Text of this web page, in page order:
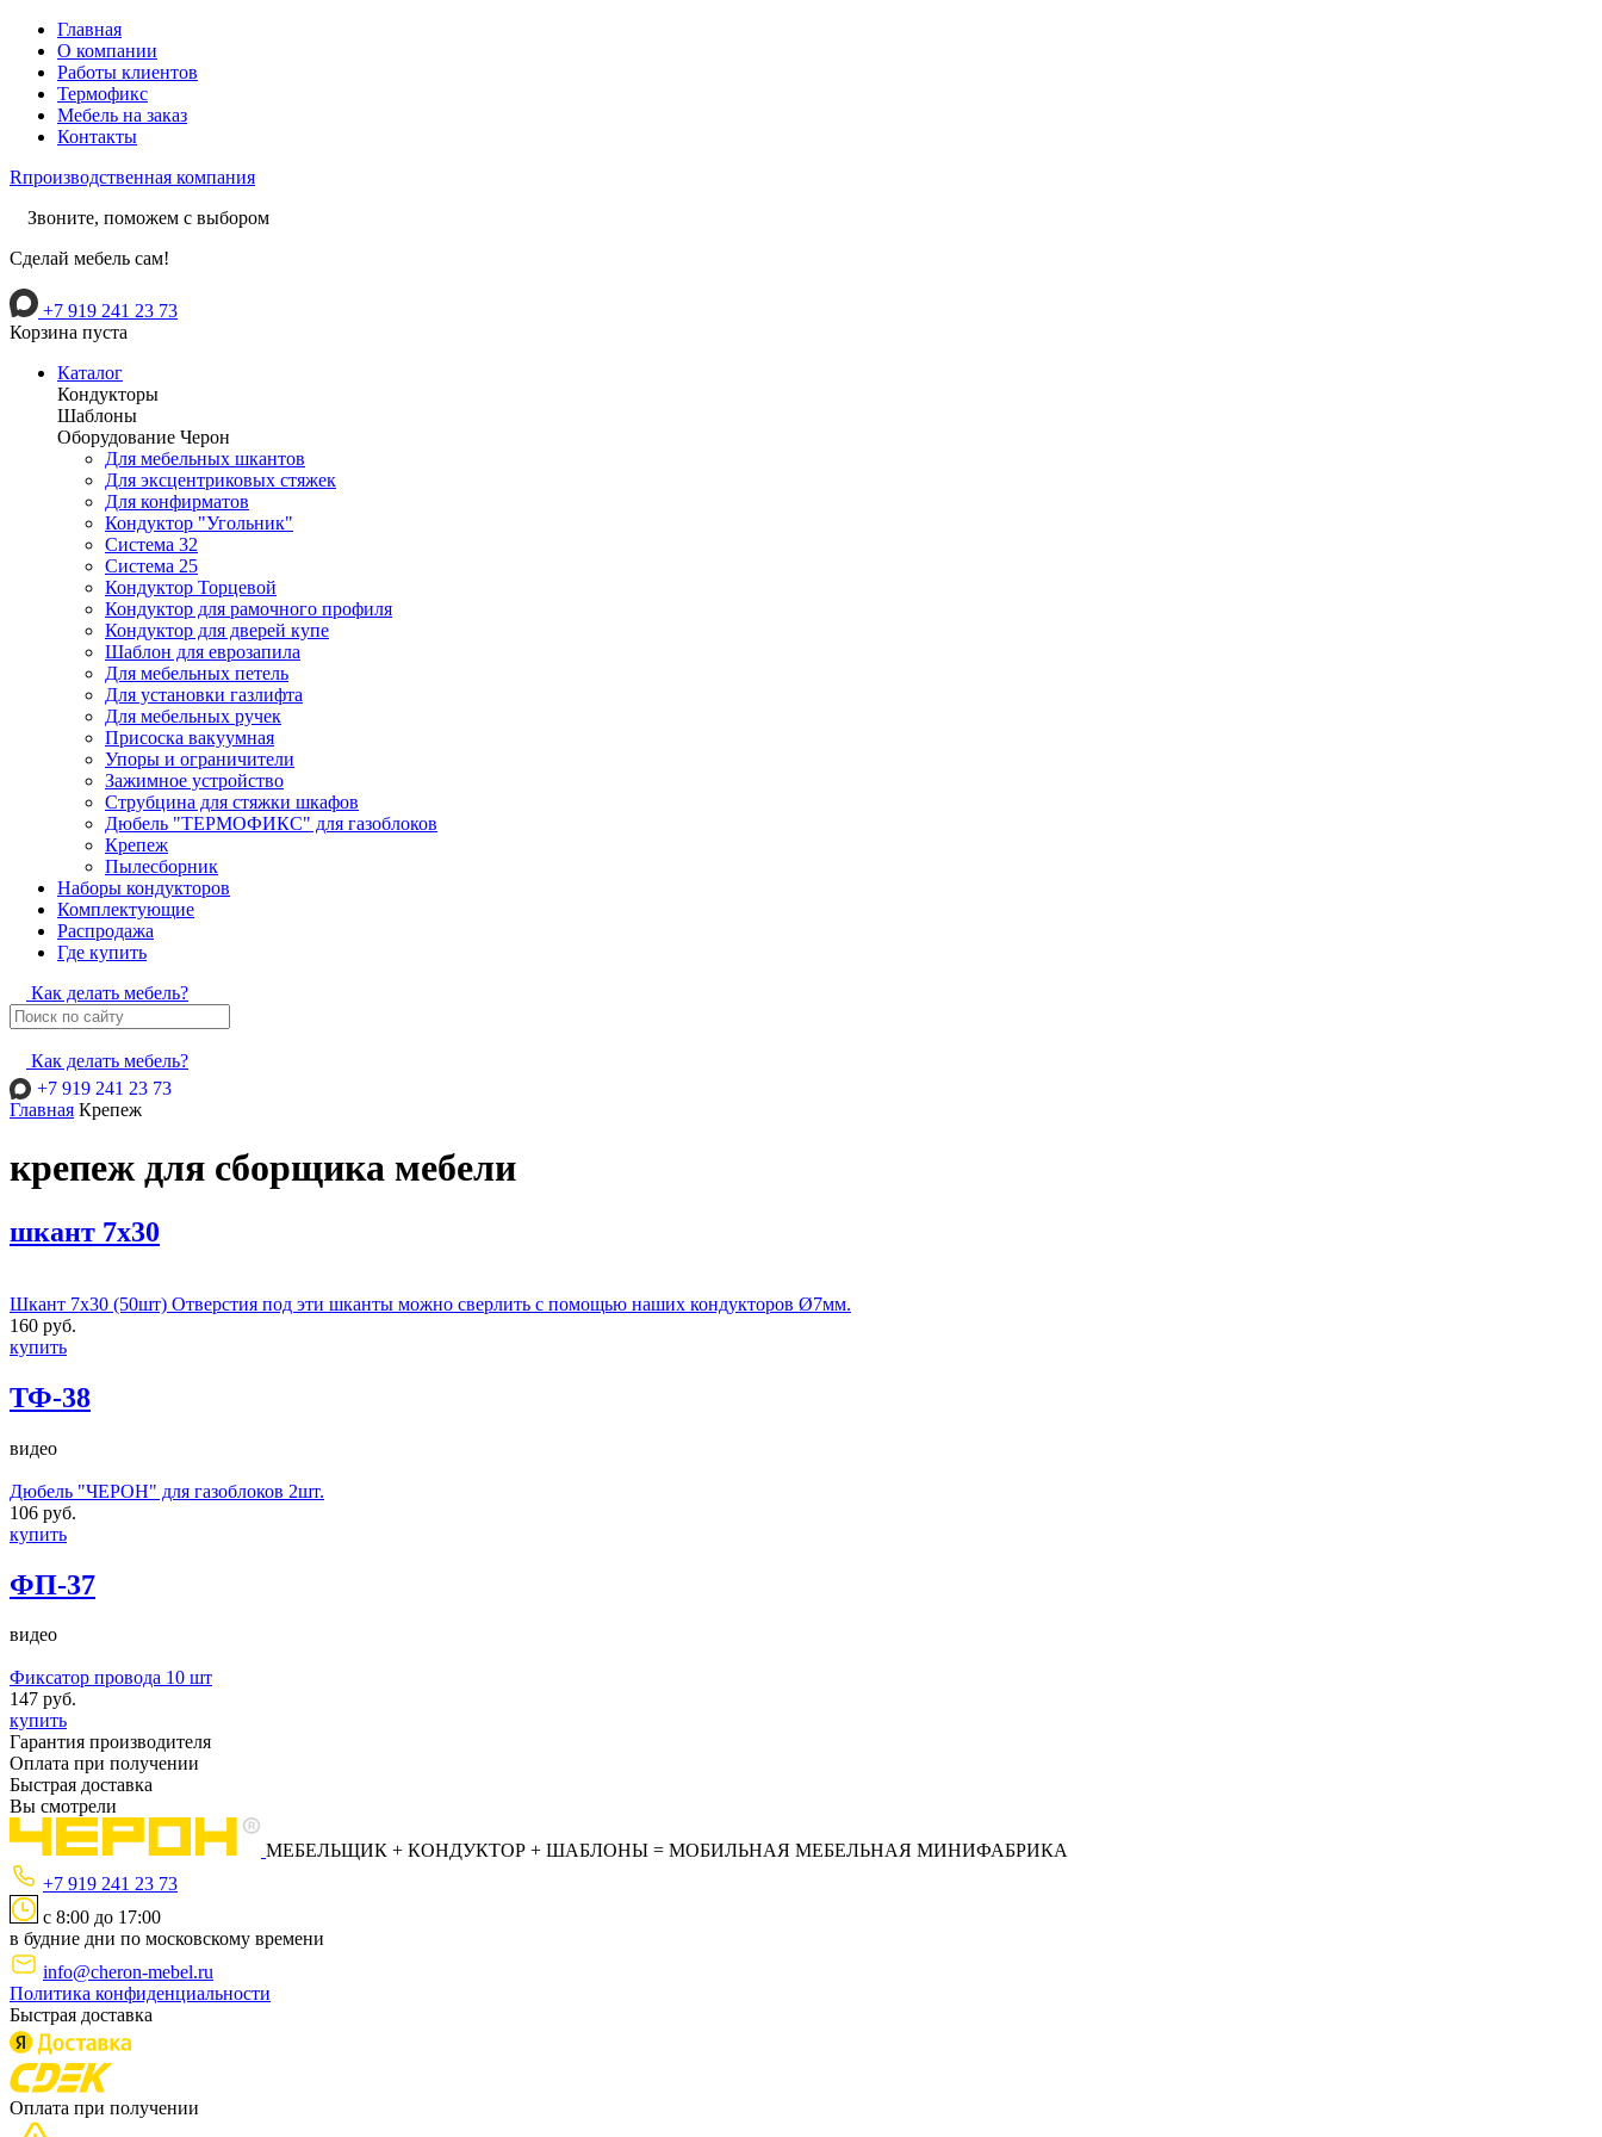
Главная
О компании
Работы клиентов
Термофикс
Мебель на заказ
Контакты
Rпроизводственная компания
Звоните, поможем с выбором
Сделай мебель сам!
+7 919 241 23 73
Корзина пуста
Каталог
Кондукторы
Шаблоны
Оборудование Черон
Для мебельных шкантов
Для эксцентриковых стяжек
Для конфирматов
Кондуктор "Угольник"
Система 32
Система 25
Кондуктор Торцевой
Кондуктор для рамочного профиля
Кондуктор для дверей купе
Шаблон для еврозапила
Для мебельных петель
Для установки газлифта
Для мебельных ручек
Присоска вакуумная
Упоры и ограничители
Зажимное устройство
Струбцина для стяжки шкафов
Дюбель "ТЕРМОФИКС" для газоблоков
Крепеж
Пылесборник
Наборы кондукторов
Комплектующие
Распродажа
Где купить
Как делать мебель?
Как делать мебель?
+7 919 241 23 73
Главная Крепеж
крепеж для сборщика мебели
шкант 7х30
Шкант 7х30 (50шт) Отверстия под эти шканты можно сверлить с помощью наших кондукторов Ø7мм.
160 руб.
купить
ТФ-38
видео
Дюбель "ЧЕРОН" для газоблоков 2шт.
106 руб.
купить
ФП-37
видео
Фиксатор провода 10 шт
147 руб.
купить
Гарантия производителя
Оплата при получении
Быстрая доставка
Вы смотрели
МЕБЕЛЬЩИК + КОНДУКТОР + ШАБЛОНЫ = МОБИЛЬНАЯ МЕБЕЛЬНАЯ МИНИФАБРИКА
+7 919 241 23 73
с 8:00 до 17:00
в будние дни по московскому времени
info@cheron-mebel.ru
Политика конфиденциальности
Быстрая доставка
Оплата при получении